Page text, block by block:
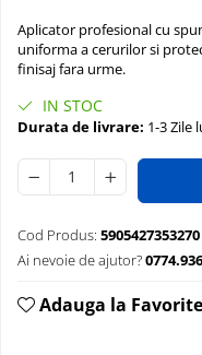
Aplicator profesional cu
uniforma a cerurilor si
finisaj fara urme.
IN STOC
Durata de livrare: 1-3 Zile
Cod Produs: 5905427353270
Ai nevoie de ajutor?
Adauga la Favorite